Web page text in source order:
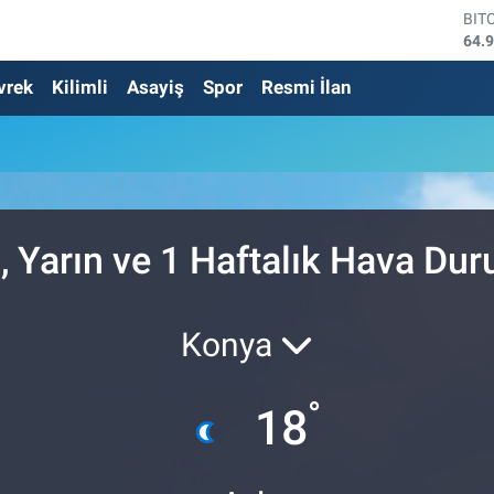
Kilimli Asayiş Spor Resmi İlan
Yarın ve 1 Haftalık Hava
Konya
18°